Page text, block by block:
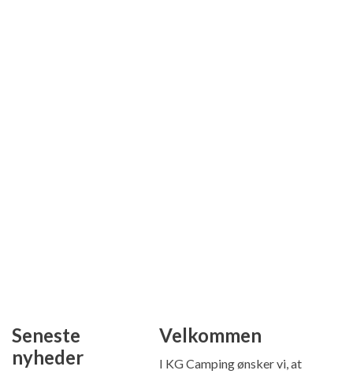
Seneste
nyheder
Velkommen
I KG Camping ønsker vi, at